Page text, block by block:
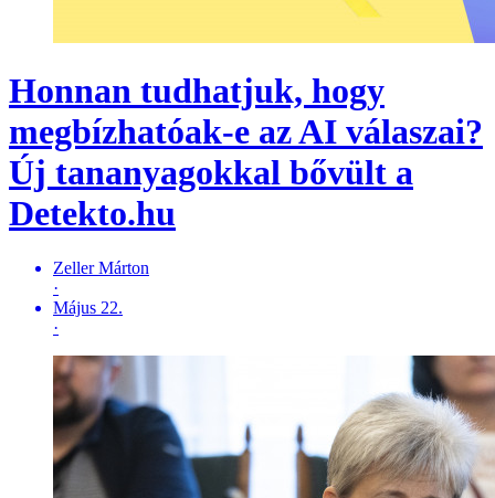
Honnan tudhatjuk, hogy
megbízhatóak-e az AI válaszai?
Új tananyagokkal bővült a
Detekto.hu
Zeller Márton
·
Május 22.
·